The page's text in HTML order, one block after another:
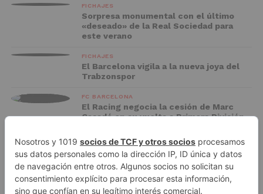
FICHAJES
Sorpresa monumental con el último
«deseado» de la Real Sociedad para
este verano
FICHAJES
El Barcelona vigila a la nueva joya del
Trabzonspor
FC BARCELONA
El Racing negocia la cesión de Marc
Casadó en su vuelta a Primera División
ADVERTISEMENT